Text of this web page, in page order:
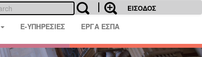
ΕΙΣΟΔΟΣ
E-ΥΠΗΡΕΣΙΕΣ ΕΡΓΑ ΕΣΠΑ